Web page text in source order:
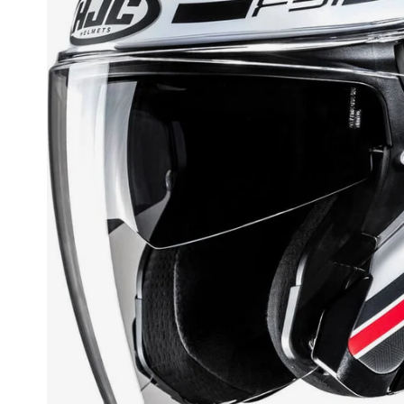
helmen
Retro
helmen
motorhelmen
back
helmen
Heren
motorhelmen
Dames
motorhelmen
motorhelmen